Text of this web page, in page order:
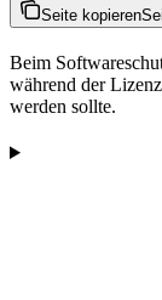
Seite kopieren
Beim
während der
werden sollte.